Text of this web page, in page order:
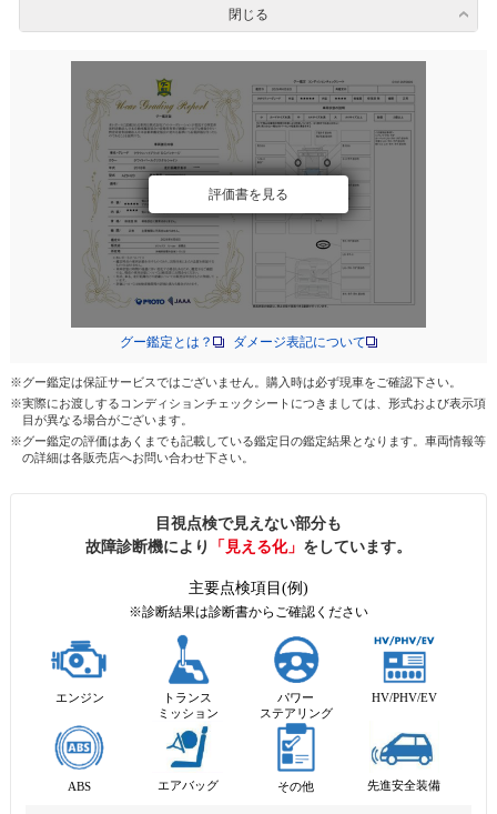
閉じる
評価書を見る
グー鑑定とは？ ダメージ表記について
※グー鑑定は保証サービスではございません。購入時は必ず現車をご確認下さい。
※実際にお渡しするコンディションチェックシートにつきましては、形式および表示項
目が異なる場合がございます。
※グー鑑定の評価はあくまでも記載している鑑定日の鑑定結果となります。車両情報等
の詳細は各販売店へお問い合わせ下さい。
目視点検で見えない部分も
故障診断機により
「見える化」 をしています。
主要点検項目(例)
※診断結果は診断書からご確認ください
エンジン
トランス
ミッション
パワー
ステアリング
HV/PHV/EV
ABS エアバッグ その他 先進安全装備